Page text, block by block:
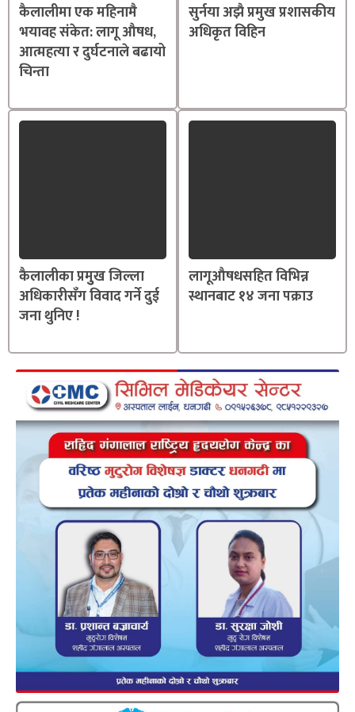
कैलालीमा एक महिनामै
भयावह संकेत: लागू औषध,
आत्महत्या र दुर्घटनाले बढायो
चिन्ता
सुर्नया अझै प्रमुख प्रशासकीय
अधिकृत विहिन
कैलालीका प्रमुुख जिल्ला
अधिकारीसँग विवाद गर्ने दुई
जना थुनिए !
लागूऔषधसहित विभिन्न
स्थानबाट १४ जना पक्राउ